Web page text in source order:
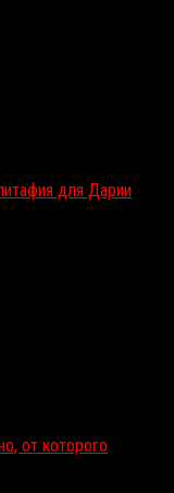
для Дарии
от которого